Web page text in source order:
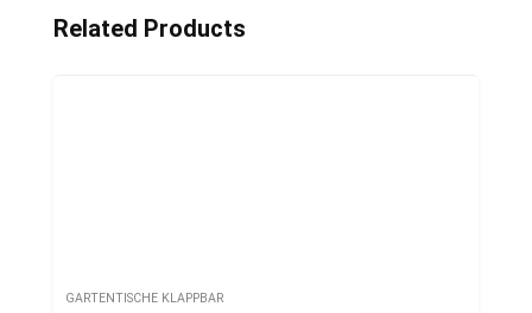
Related Products
GARTENTISCHE KLAPPBAR